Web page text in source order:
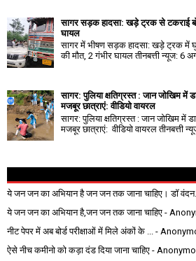
सागर सड़क हादसा: खड़े ट्रक से टकराई
घायल
सागर में भीषण सड़क हादसा: खड़े ट्रक में
की मौत, 2 गंभीर घायल तीनबत्ती न्यूज: 6
सागर: पुलिया क्षतिग्रस्त : जान जोखिम
मजबूर छात्राएं: वीडियो वायरल
सागर: पुलिया क्षतिग्रस्त : जान जोखिम
मजबूर छात्राएं: वीडियो वायरल तीनबत्ती
ये जन जन का अभियान है जन जन तक जाना चाहिए। डॉ
ये जन जन का अभियान है,जन जन तक जाना चाहिए -
नीट पेपर में अब बोर्ड परीक्षाओं में मिले अंकों के ... -
ऐसे नीच कमीनो को कड़ा दंड दिया जाना चाहिए -